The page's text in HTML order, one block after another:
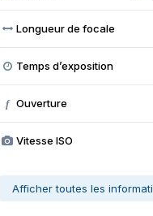
Longueur de focale
Temps d’exposition
f Ouverture
Vitesse ISO